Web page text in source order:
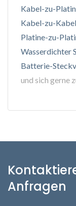
Kabel-zu-
Kabel-zu-
Platine-zu-
Wasserdichter
Batterie-
und sich gerne
Anfragen